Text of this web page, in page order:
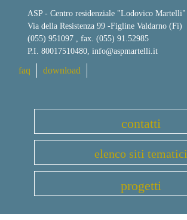
ASP - Centro residenziale "Lodovico Martelli"
Via della Resistenza 99 -Figline Valdarno (Fi)
(055) 951097 , fax. (055) 91.52985
P.I. 80017510480, info@aspmartelli.it
faq download
contatti
elenco siti tematici
progetti